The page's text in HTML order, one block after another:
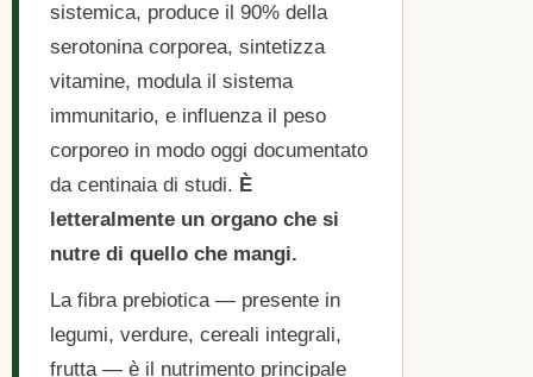
sistemica, produce il 90% della
serotonina corporea, sintetizza
vitamine, modula il sistema
immunitario, e influenza il peso
corporeo in modo oggi documentato
da centinaia di studi. È
letteralmente un organo che si
nutre di quello che mangi.
La fibra prebiotica — presente in
legumi, verdure, cereali integrali,
frutta — è il nutrimento principale